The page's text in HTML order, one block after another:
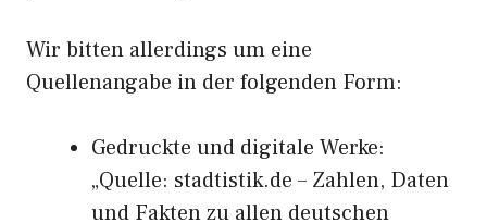
Wir bitten allerdings um eine
Quellenangabe in der folgenden Form:
Gedruckte und digitale Werke:
„Quelle: stadtistik.de – Zahlen, Daten
und Fakten zu allen deutschen